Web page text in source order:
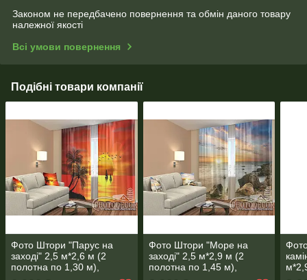
Законом не передбачено повернення та обмін даного товару
належної якості
Всі умови повернення
Подібні товари компанії
Фото Штори "Парус на
заході" 2,5 м*2,6 м (2
полотна по 1,30 м),
Фото Штори "Море на
заході" 2,5 м*2,9 м (2
полотна по 1,45 м),